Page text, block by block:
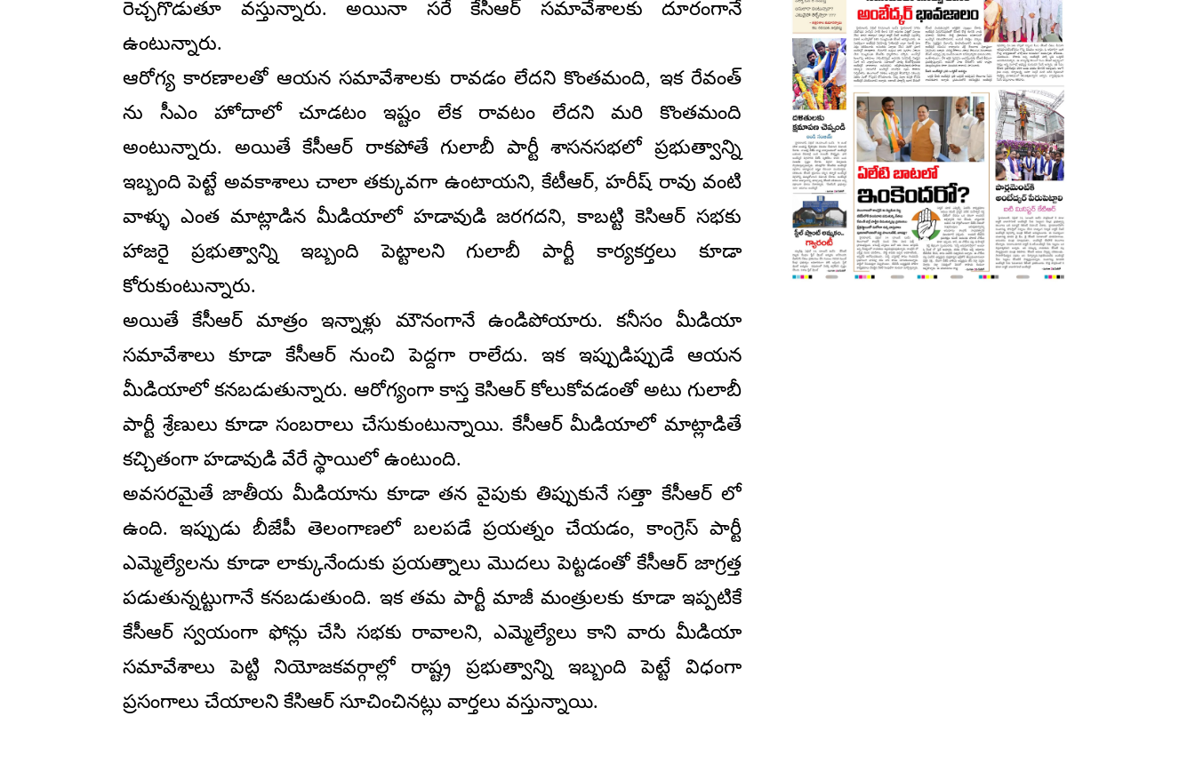
రెచ్చగొడుతూ వస్తున్నారు. అయినా సరే కేసీఆర్ సమావేశాలకు దూరంగానే
ఉంటున్నారు.
ఆరోగ్య కారణాలతో ఆయన సమావేశాలకు రావడం లేదని కొంతమంది, ఇక రేవంత్
ను సీఎం హోదాలో చూడటం ఇష్టం లేక రావటం లేదని మరి కొంతమంది
అంటున్నారు. అయితే కేసీఆర్ రాకపోతే గులాబీ పార్టీ శాసనసభలో ప్రభుత్వాన్ని
ఇబ్బంది పెట్టే అవకాశాలు చాలా తక్కువగా ఉంటాయని, కేటీఆర్, హరీష్ రావు వంటి
వాళ్ళు ఎంత మాట్లాడిన మీడియాలో హడావుడి జరగదని, కాబట్టి కెసిఆర్ సభకు
హాజరై ప్రభుత్వాన్ని ఇబ్బంది పెట్టాలని గులాబీ పార్టీ కార్యకర్తలు కూడా
కోరుకుంటున్నారు.
అయితే కేసీఆర్ మాత్రం ఇన్నాళ్లు మౌనంగానే ఉండిపోయారు. కనీసం మీడియా
సమావేశాలు కూడా కేసీఆర్ నుంచి పెద్దగా రాలేదు. ఇక ఇప్పుడిప్పుడే ఆయన
మీడియాలో కనబడుతున్నారు. ఆరోగ్యంగా కాస్త కెసిఆర్ కోలుకోవడంతో అటు గులాబీ
పార్టీ శ్రేణులు కూడా సంబరాలు చేసుకుంటున్నాయి. కేసీఆర్ మీడియాలో మాట్లాడితే
కచ్చితంగా హడావుడి వేరే స్థాయిలో ఉంటుంది.
అవసరమైతే జాతీయ మీడియాను కూడా తన వైపుకు తిప్పుకునే సత్తా కేసీఆర్ లో
ఉంది. ఇప్పుడు బీజేపీ తెలంగాణలో బలపడే ప్రయత్నం చేయడం, కాంగ్రెస్ పార్టీ
ఎమ్మెల్యేలను కూడా లాక్కునేందుకు ప్రయత్నాలు మొదలు పెట్టడంతో కేసీఆర్ జాగ్రత్త
పడుతున్నట్టుగానే కనబడుతుంది. ఇక తమ పార్టీ మాజీ మంత్రులకు కూడా ఇప్పటికే
కేసీఆర్ స్వయంగా ఫోన్లు చేసి సభకు రావాలని, ఎమ్మెల్యేలు కాని వారు మీడియా
సమావేశాలు పెట్టి నియోజకవర్గాల్లో రాష్ట్ర ప్రభుత్వాన్ని ఇబ్బంది పెట్టే విధంగా
ప్రసంగాలు చేయాలని కేసిఆర్ సూచించినట్లు వార్తలు వస్తున్నాయి.